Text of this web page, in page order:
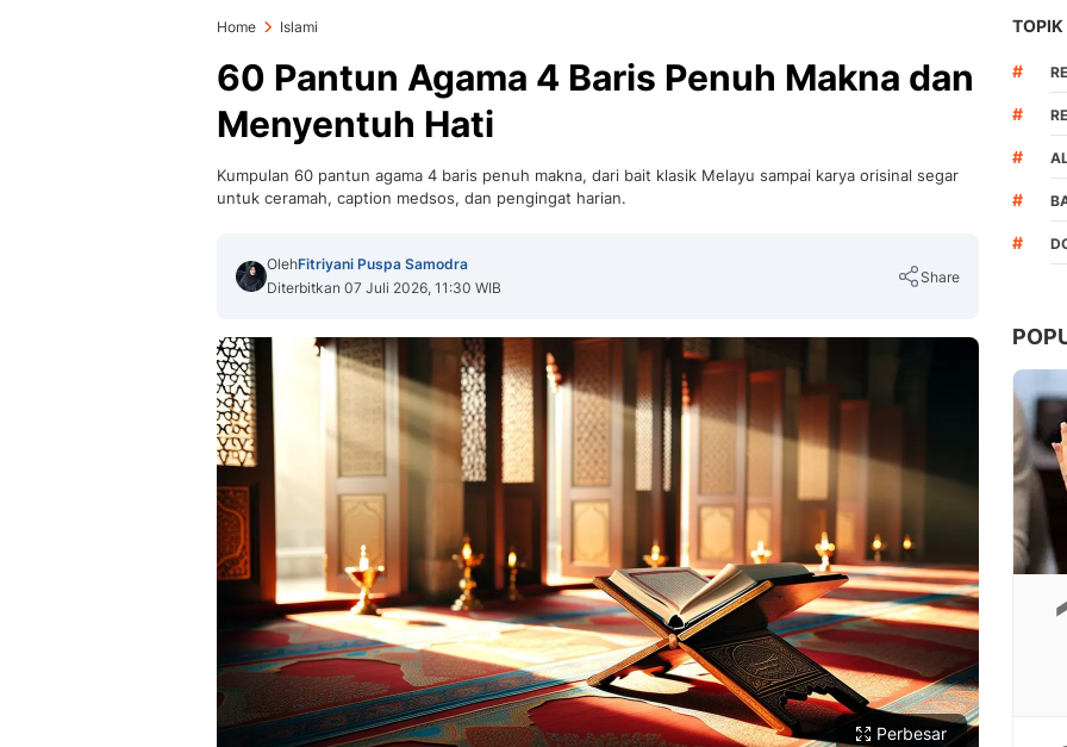
Home Islami
60 Pantun Agama 4 Baris Penuh Makna dan
Menyentuh Hati
Kumpulan 60 pantun agama 4 baris penuh makna, dari bait klasik Melayu sampai karya orisinal segar
untuk ceramah, caption medsos, dan pengingat harian.
OlehFitriyani Puspa Samodra
Diterbitkan 07 Juli 2026, 11:30 WIB
Share
Copy Link
Perbesar
TOPIK
#
#
#
#
#